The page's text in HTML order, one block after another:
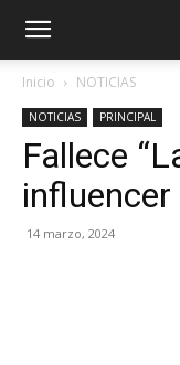
Inicio NOTICIAS
NOTICIAS PRINCIPAL
Fallece
influencer
14 marzo, 2024